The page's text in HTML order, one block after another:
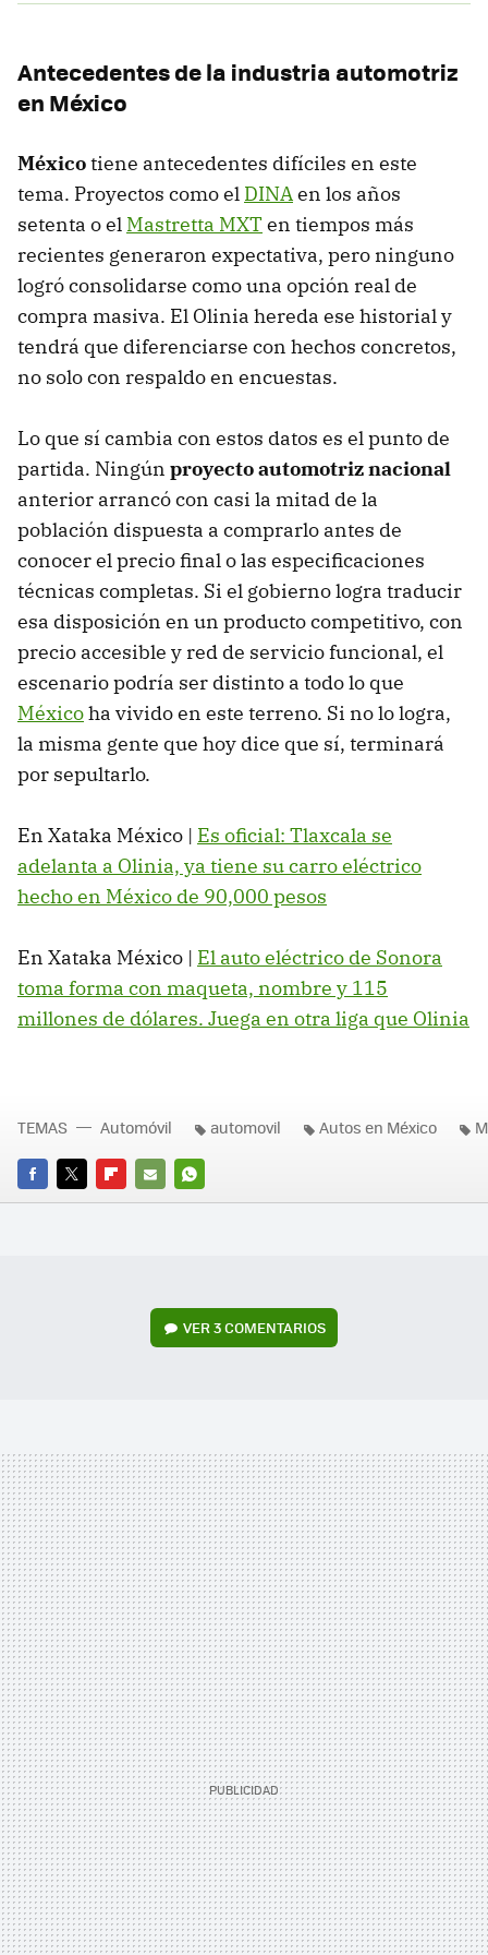
Antecedentes de la industria automotriz
en México
Méxicotiene antecedentes difíciles en este
tema. Proyectos como el DINAen los años
setenta o el Mastretta MXTen tiempos más
recientes generaron expectativa, pero ninguno
logró consolidarse como una opción real de
compra masiva. El Olinia hereda ese historial y
tendrá que diferenciarse con hechos concretos,
no solo con respaldo en encuestas.
Lo que sí cambia con estos datos es el punto de
partida. Ningún proyecto automotriz nacional
anterior arrancó con casi la mitad de la
población dispuesta a comprarlo antes de
conocer el precio final o las especificaciones
técnicas completas. Si el gobierno logra traducir
esa disposición en un producto competitivo, con
precio accesible y red de servicio funcional, el
escenario podría ser distinto a todo lo que
Méxicoha vivido en este terreno. Si no lo logra,
la misma gente que hoy dice que sí, terminará
por sepultarlo.
En Xataka México | Es oficial: Tlaxcala se
adelanta a Olinia, ya tiene su carro eléctrico
hecho en México de 90,000 pesos
En Xataka México | El auto eléctrico de Sonora
toma forma con maqueta, nombre y 115
millones de dólares. Juega en otra liga que Olinia
FACEBOOK
TWITTERFLIPBOARD
E-
WHATSAPP
TEMAS Automóvil automovil Autos en México
VER3 COMENTARIOS